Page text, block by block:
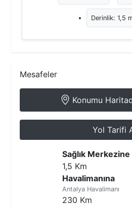
Derinlik: 1,5
Mesafeler
Konumu
Yol Tarifi
Sağlık Merkezine
1,5 Km
Havalimanına
Antalya Havalimanı
230 Km